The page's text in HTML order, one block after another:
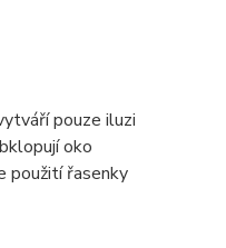
pouze iluzi
oko
použití řasenky